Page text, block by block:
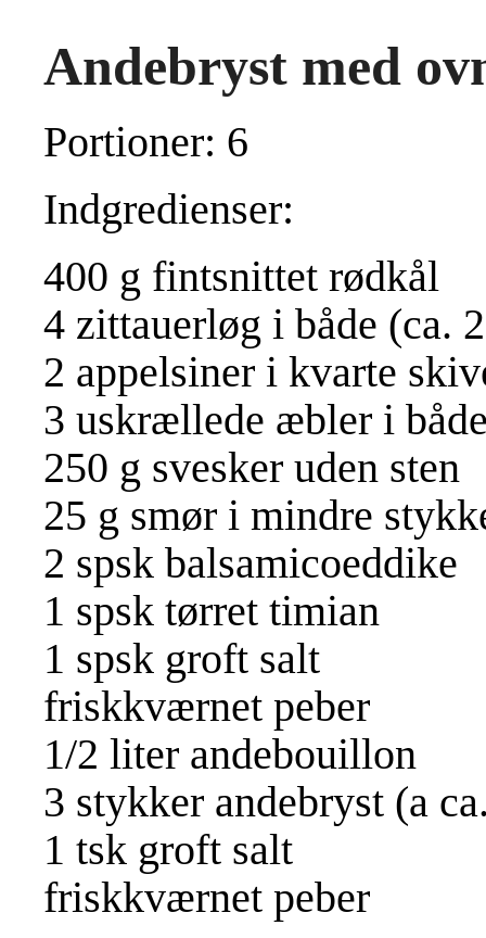
Andebryst med
Portioner: 6
Indgredienser:
400 g fintsnittet rødkål
4 zittauerløg i både (ca.
2 appelsiner i kvarte
3 uskrællede æbler i
250 g svesker uden sten
25 g smør i mindre
2 spsk balsamicoeddike
1 spsk tørret timian
1 spsk groft salt
friskkværnet peber
1/2 liter andebouillon
3 stykker andebryst (a
1 tsk groft salt
friskkværnet peber